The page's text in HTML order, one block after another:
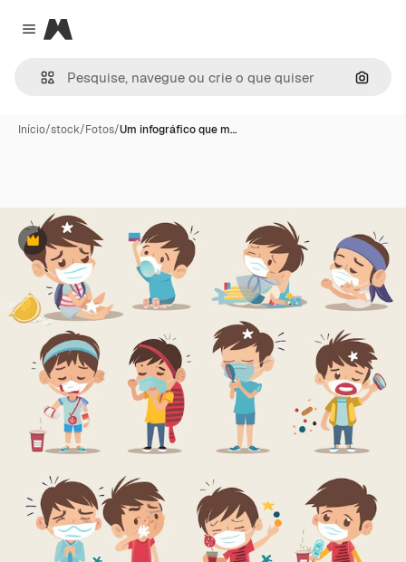
Close menu
Magnific
Início/stock/Fotos/Um infográfico que m…
Premium